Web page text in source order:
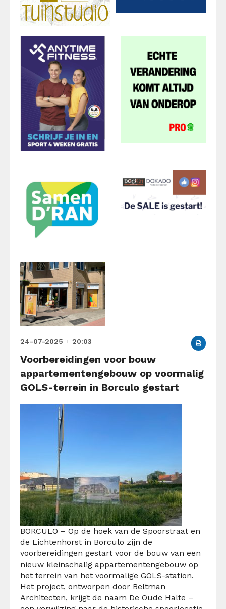
24-07-2025 20:03
Voorbereidingen voor bouw
appartementengebouw op voormalig
GOLS-terrein in Borculo gestart
BORCULO – Op de hoek van de Spoorstraat en
de Lichtenhorst in Borculo zijn de
voorbereidingen gestart voor de bouw van een
nieuw kleinschalig appartementengebouw op
het terrein van het voormalige GOLS-station.
Het project, ontworpen door Beltman
Architecten, krijgt de naam De Oude Halte –